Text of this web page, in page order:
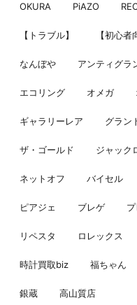
OKURA PiAZO
【トラブル】 【初心者
なんぼや アンティグラ
エコリング オメガ
ギャラリーレア グラン
ザ・ゴールド ジャック
ネットオフ バイセル
ピアジェ ブレゲ
リペスタ ロレックス
時計買取biz 福ちゃん
銀蔵 高山質店